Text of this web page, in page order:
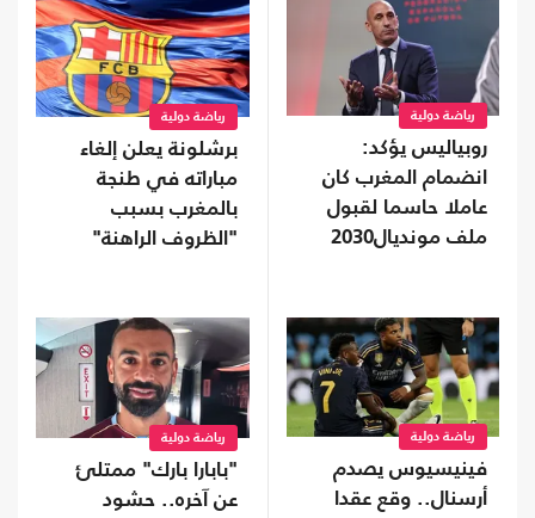
رياضة دولية
روبياليس يؤكد:
انضمام المغرب كان
عاملا حاسما لقبول
ملف مونديال2030
رياضة دولية
برشلونة يعلن إلغاء
مباراته في طنجة
بالمغرب بسبب
"الظروف الراهنة"
رياضة دولية
فينيسيوس يصدم
أرسنال.. وقع عقدا
رياضة دولية
"بابارا بارك" ممتلئ
عن آخره.. حشود